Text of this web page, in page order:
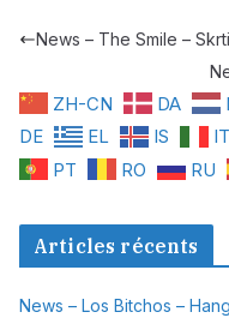
News – The Smile –
ZH-CN DA
DE
EL IS IT
PT
RO RU
Articles récents
News – Los Bitchos –